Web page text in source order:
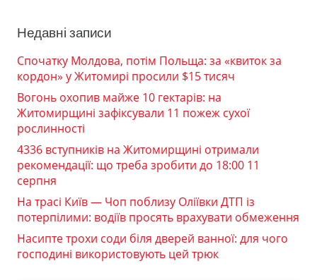
Недавні записи
Спочатку Молдова, потім Польща: за «квиток за
кордон» у Житомирі просили $15 тисяч
Вогонь охопив майже 10 гектарів: на
Житомирщині зафіксували 11 пожеж сухої
рослинності
4336 вступників на Житомирщині отримали
рекомендації: що треба зробити до 18:00 11
серпня
На трасі Київ — Чоп поблизу Оліївки ДТП із
потерпілими: водіїв просять врахувати обмеження
Насипте трохи соди біля дверей ванної: для чого
господині використовують цей трюк